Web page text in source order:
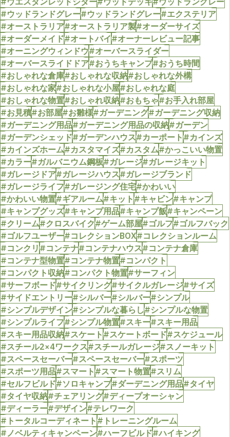
#ウッドランドグレー#ウッドランドグレー#エクステリア
#オーストラリア#オーストラリア製#オーダーサイズ
#オーダーメイド#オートバイ#オーナーレビュー記事
#オーニングウィンドウ#オーバースライダー
#オーバースライドドア#おうちキャンプ#おうち時間
#おしゃれな倉庫#おしゃれな収納#おしゃれな外構
#おしゃれな家#おしゃれな小屋#おしゃれな庭
#おしゃれな物置#おしゃれ収納#おもちゃ#お手入れ部屋
#お見積#お部屋#お雛様#ガーデニング#ガーデニング収納
#ガーデニング用品#ガーデニング用品の収納#ガーデン
#ガーデンシェッド#ガーデンハウス#カーポート#カインズ
#カインズホーム#カスタマイズ#カスタム#かっこいい物置
#カラー#ガルバニウム鋼板#ガレージ#ガレージキット
#ガレージドア#ガレージハウス#ガレージブランド
#ガレージライフ#ガレージング住宅#かわいい
#かわいい物置#ギアルーム#キット#キャビン#キャンプ
#キャンプグッズ#キャンプ用品#キャンプ飯#キャンペーン
#クリーム#クロスバイク#ゲーム部屋#ゴルフ#ゴルフバック
#ゴルフユーザー#コレクションBOX#コレクションルーム
#コンクリ#コンテナ#コンテナハウス#コンテナ倉庫
#コンテナ型物置#コンテナ物置#コンパクト
#コンパクト収納#コンパクト物置#サーフィン
#サーフボード#サイクリング#サイクルガレージ#サイズ
#サイドエントリー#シルバー#シルバー#シンプル
#シンプルデザイン#シンプルな暮らし#シンプルな物置
#シンプルライフ#シンプル物置#スキー#スキー用品
#スキー用品収納#スケート#スケートボード#スケジュール
#スチール2×4ワークス#スチールガレージ#スノーキット
#スペースセーバー#スペースセーバー#スポーツ
#スポーツ用品#スマート#スマート物置#スリム
#セルフビルド#ソロキャンプ#ダーデニング用品#タイヤ
#タイヤ収納#チェアリング#ディープオーシャン
#ディーラー#デザイン#テレワーク
#トータルコーディネート#トレーニングルーム
#ノベルティキャンペーン#ハーフビルド#ハイキング